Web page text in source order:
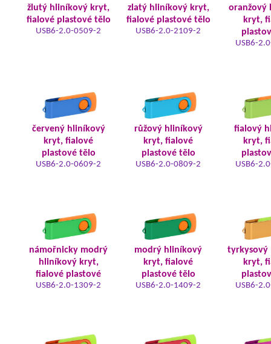
žlutý hliníkový kryt,
fialové plastové tělo
USB6-2.0-0509-2
zlatý hliníkový kryt,
fialové plastové tělo
USB6-2.0-2109-2
oranžový
kryt,
USB6-
červený hliníkový
kryt, fialové
plastové tělo
USB6-2.0-0609-2
růžový hliníkový
kryt, fialové
plastové tělo
USB6-2.0-0809-2
fialový
kryt,
USB6-
námořnicky modrý
hliníkový kryt,
fialové plastové
USB6-2.0-1309-2
modrý hliníkový
kryt, fialové
plastové tělo
USB6-2.0-1409-2
tyrkysový
kryt,
USB6-